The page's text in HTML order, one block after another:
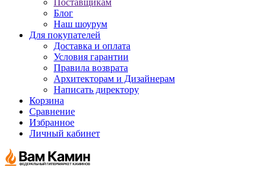
Поставщикам
Блог
Наш шоурум
Для покупателей
Доставка и оплата
Условия гарантии
Правила возврата
Архитекторам и Дизайнерам
Написать директору
Корзина
Сравнение
Избранное
Личный кабинет